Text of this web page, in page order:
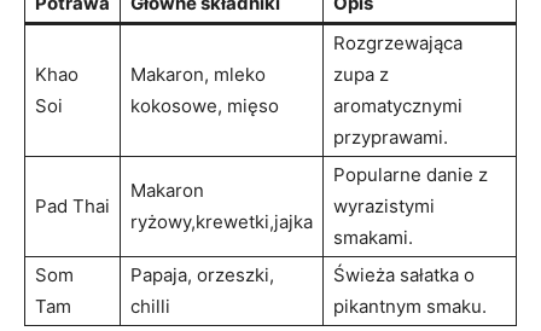
Khao
Soi
Makaron, mleko
kokosowe,⁢ mięso
Rozgrzewająca‍
zupa‍ z
‌aromatycznymi
przyprawami.
Pad Thai
Makaron
ryżowy,krewetki,jajka
Popularne danie ‍z
wyrazistymi
smakami.
Som
Tam
Papaja, orzeszki,
chilli
Świeża​ sałatka o
‍pikantnym smaku.